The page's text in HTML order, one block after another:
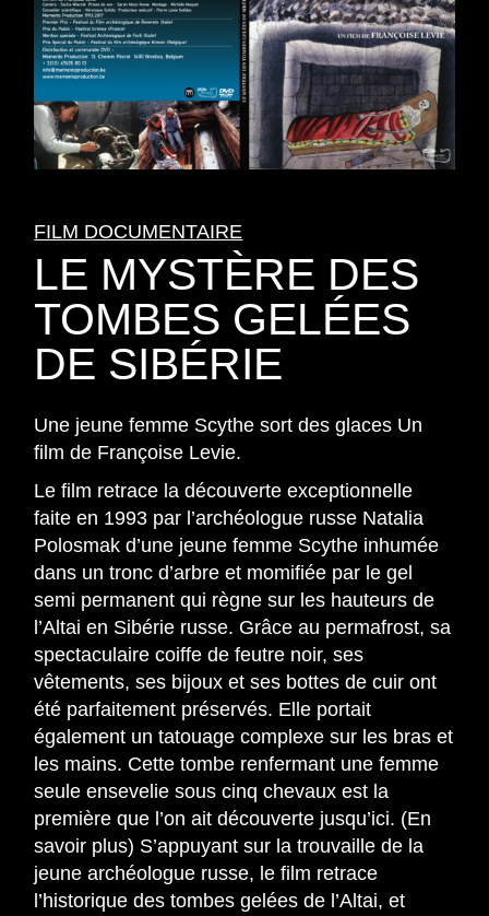
FILM DOCUMENTAIRE
LE MYSTÈRE DES
TOMBES GELÉES
DE SIBÉRIE
Une jeune femme Scythe sort des glaces Un
film de Françoise Levie.
Le film retrace la découverte exceptionnelle
faite en 1993 par l’archéologue russe Natalia
Polosmak d’une jeune femme Scythe inhumée
dans un tronc d’arbre et momifiée par le gel
semi permanent qui règne sur les hauteurs de
l’Altai en Sibérie russe. Grâce au permafrost, sa
spectaculaire coiffe de feutre noir, ses
vêtements, ses bijoux et ses bottes de cuir ont
été parfaitement préservés. Elle portait
également un tatouage complexe sur les bras et
les mains. Cette tombe renfermant une femme
seule ensevelie sous cinq chevaux est la
première que l’on ait découverte jusqu’ici. (En
savoir plus) S’appuyant sur la trouvaille de la
jeune archéologue russe, le film retrace
l’historique des tombes gelées de l’Altai, et